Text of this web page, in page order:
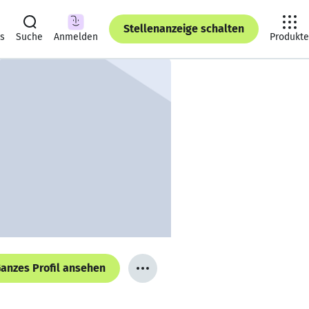
Suche Anmelden
Stellenanzeige schalten
Produkte
Profil ansehen